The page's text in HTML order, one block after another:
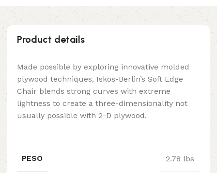
Product details
Made possible by exploring innovative molded
plywood techniques, Iskos-Berlin’s Soft Edge
Chair blends strong curves with extreme
lightness to create a three-dimensionality not
usually possible with 2-D plywood.
PESO 2.78 lbs